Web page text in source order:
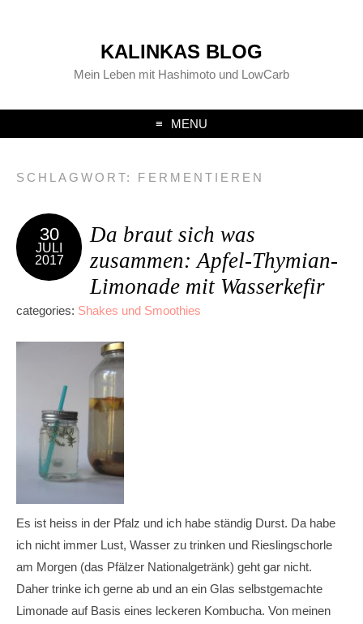
KALINKAS BLOG
Mein Leben mit Hashimoto und LowCarb
MENU
SCHLAGWORT: FERMENTIEREN
30
JULI
2017
Da braut sich was
zusammen: Apfel-Thymian-
Limonade mit Wasserkefir
categories: Shakes und Smoothies
Es ist heiss in der Pfalz und ich habe ständig Durst. Da habe
ich nicht immer Lust, Wasser zu trinken und Rieslingschorle
am Morgen (das Pfälzer Nationalgetränk) geht gar nicht.
Daher trinke ich gerne ab und an ein Glas selbstgemachte
Limonade auf Basis eines leckeren Kombucha. Von meinen